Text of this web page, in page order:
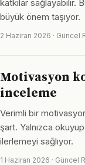
katkılar sağlayabilir.
büyük önem taşıyor.
2 Haziran 2026 · Güncel
Motivasyon
inceleme
Verimli bir
şart. Yalnızca
ilerlemeyi sağlıyor.
1 Haziran 2026 · Güncel